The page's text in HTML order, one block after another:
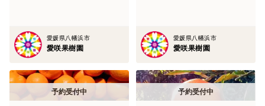
愛媛県八幡浜市
愛咲果樹園
愛媛県八幡浜市
愛咲果樹園